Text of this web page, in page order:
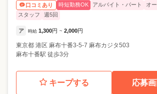
口コミあり 時短勤務OK アルバイト・パート オ
スタッフ
週5回
ア 時給 1,300円 ~ 2,000円
東京都 港区 麻布十番3-5-7 麻布カジタ503
麻布十番駅 徒歩3分
キープする 応募